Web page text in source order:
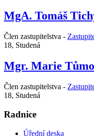
MgA. Tomáš
Člen zastupitelstva -
18, Studená
Mgr. Marie
Člen zastupitelstva -
18, Studená
Radnice
Úřední deska